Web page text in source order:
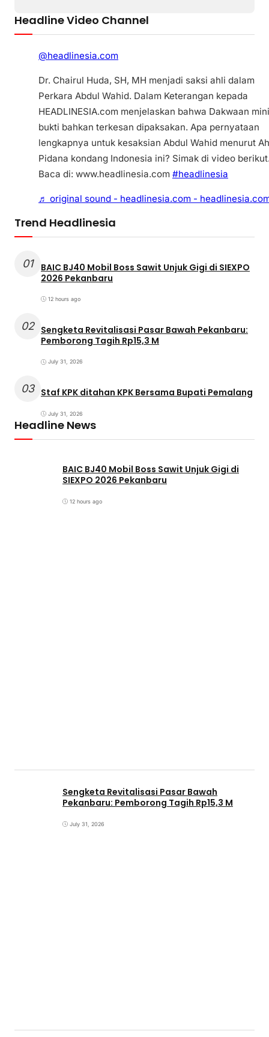
Headline Video Channel
@headlinesia.com
Dr. Chairul Huda, SH, MH menjadi saksi ahli dalam
Perkara Abdul Wahid. Dalam Keterangan kepada
HEADLINESIA.com menjelaskan bahwa Dakwaan
bukti bahkan terkesan dipaksakan. Apa pernyataan
lengkapnya untuk kesaksian Abdul Wahid menurut
Pidana kondang Indonesia ini? Simak di video
Baca di: www.headlinesia.com #headlinesia
♬ original sound - headlinesia.com -
Trend Headlinesia
01
BAIC BJ40 Mobil Boss Sawit Unjuk Gigi di SIEXPO
2026 Pekanbaru
12 hours ago
02 Sengketa Revitalisasi Pasar Bawah Pekanbaru:
Pemborong Tagih Rp15,3 M
July 31, 2026
03 Staf KPK ditahan KPK Bersama Bupati Pemalang
July 31, 2026
Headline News
BAIC BJ40 Mobil Boss Sawit Unjuk Gigi di
SIEXPO 2026 Pekanbaru
12 hours ago
Sengketa Revitalisasi Pasar Bawah
Pekanbaru: Pemborong Tagih Rp15,3 M
July 31, 2026